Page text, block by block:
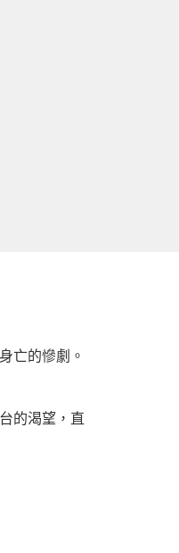
亡的慘劇。
的渴望，直